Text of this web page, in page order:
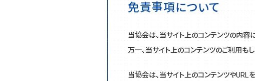
免責事項について
当協会は、当サイト上のコンテンツの内容
万一、当サイト上のコンテンツのご利用も
当協会は、当サイト上のコンテンツやURL